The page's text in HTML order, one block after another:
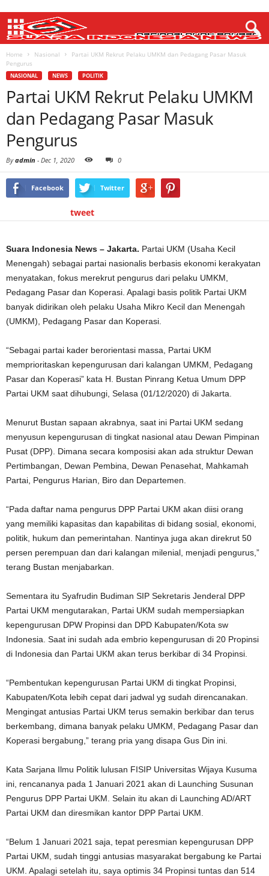
Home Nasional
Partai UKM Rekrut Pelaku UMKM dan Pedagang Pasar Masuk
Pengurus
NASIONAL NEWS POLITIK
Partai UKM Rekrut Pelaku UMKM
dan Pedagang Pasar Masuk
Pengurus
Byadmin - Dec 1, 2020 0
Facebook Twitter
tweet
Suara Indonesia News – Jakarta. Partai UKM (Usaha Kecil
Menengah) sebagai partai nasionalis berbasis ekonomi kerakyatan
menyatakan, fokus merekrut pengurus dari pelaku UMKM,
Pedagang Pasar dan Koperasi. Apalagi basis politik Partai UKM
banyak didirikan oleh pelaku Usaha Mikro Kecil dan Menengah
(UMKM), Pedagang Pasar dan Koperasi.
“Sebagai partai kader berorientasi massa, Partai UKM
memprioritaskan kepengurusan dari kalangan UMKM, Pedagang
Pasar dan Koperasi” kata H. Bustan Pinrang Ketua Umum DPP
Partai UKM saat dihubungi, Selasa (01/12/2020) di Jakarta.
Menurut Bustan sapaan akrabnya, saat ini Partai UKM sedang
menyusun kepengurusan di tingkat nasional atau Dewan Pimpinan
Pusat (DPP). Dimana secara komposisi akan ada struktur Dewan
Pertimbangan, Dewan Pembina, Dewan Penasehat, Mahkamah
Partai, Pengurus Harian, Biro dan Departemen.
“Pada daftar nama pengurus DPP Partai UKM akan diisi orang
yang memiliki kapasitas dan kapabilitas di bidang sosial, ekonomi,
politik, hukum dan pemerintahan. Nantinya juga akan direkrut 50
persen perempuan dan dari kalangan milenial, menjadi pengurus,”
terang Bustan menjabarkan.
Sementara itu Syafrudin Budiman SIP Sekretaris Jenderal DPP
Partai UKM mengutarakan, Partai UKM sudah mempersiapkan
kepengurusan DPW Propinsi dan DPD Kabupaten/Kota sw
Indonesia. Saat ini sudah ada embrio kepengurusan di 20 Propinsi
di Indonesia dan Partai UKM akan terus berkibar di 34 Propinsi.
“Pembentukan kepengurusan Partai UKM di tingkat Propinsi,
Kabupaten/Kota lebih cepat dari jadwal yg sudah direncanakan.
Mengingat antusias Partai UKM terus semakin berkibar dan terus
berkembang, dimana banyak pelaku UMKM, Pedagang Pasar dan
Koperasi bergabung,” terang pria yang disapa Gus Din ini.
Kata Sarjana Ilmu Politik lulusan FISIP Universitas Wijaya Kusuma
ini, rencananya pada 1 Januari 2021 akan di Launching Susunan
Pengurus DPP Partai UKM. Selain itu akan di Launching AD/ART
Partai UKM dan diresmikan kantor DPP Partai UKM.
“Belum 1 Januari 2021 saja, tepat peresmian kepengurusan DPP
Partai UKM, sudah tinggi antusias masyarakat bergabung ke Partai
UKM. Apalagi setelah itu, saya optimis 34 Propinsi tuntas dan 514